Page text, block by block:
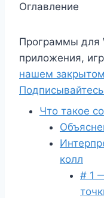
Оглавление
Программы для
приложения,
нашем
Что такое
колл
# 1